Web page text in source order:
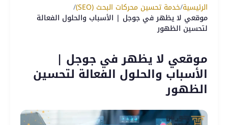
contentالرئيسية/خدمة تحسين محركات البحث (SEO) /
موقعي لا يظهر في جوجل | الأسباب والحلول الفعالة
لتحسين الظهور
موقعي لا يظهر في جوجل |
الأسباب والحلول الفعالة لتحسين
الظهور